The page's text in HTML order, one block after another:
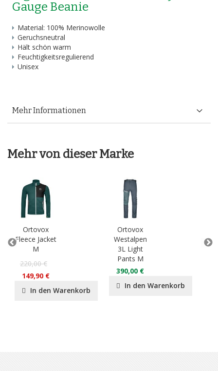
Gauge Beanie
Material: 100% Merinowolle
Geruchsneutral
Hält schön warm
Feuchtigkeitsregulierend
Unisex
Mehr Informationen
Mehr von dieser Marke
Ortovox
Fleece Jacket
M
220,00 €
149,90 €
In den Warenkorb
Ortovox
Westalpen
3L Light
Pants M
390,00 €
In den Warenkorb